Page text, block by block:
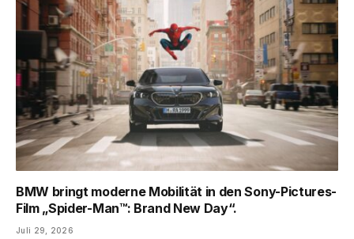
BMW bringt moderne Mobilität in den Sony-Pictures-
Film „Spider-Man™: Brand New Day“.
Juli 29, 2026